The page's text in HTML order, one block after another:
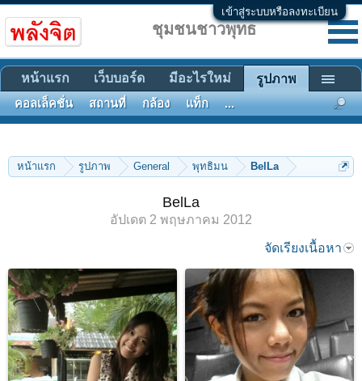
เข้าสู่ระบบหรือลงทะเบียน
หน้าแรก รูปภาพ General พุทธิมน BelLa
BelLa
อัปเดต 2 พฤษภาคม 2012
จัดเรียงเนื้อหา
ชุมชนชาวพุทธ
หน้าแรก เว็บบอร์ด มีอะไรใหม่ รูปภาพ
คอลเล็คชั่น สถานที่ กล้อง แท็ก ...